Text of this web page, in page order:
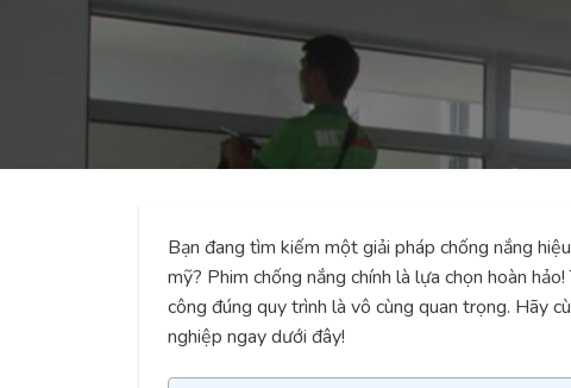
Bạn đang tìm kiếm một giải pháp chống nắng
mỹ? Phim chống nắng chính là lựa chọn hoàn
công đúng quy trình là vô cùng quan trọng. Hãy
nghiệp ngay dưới đây!